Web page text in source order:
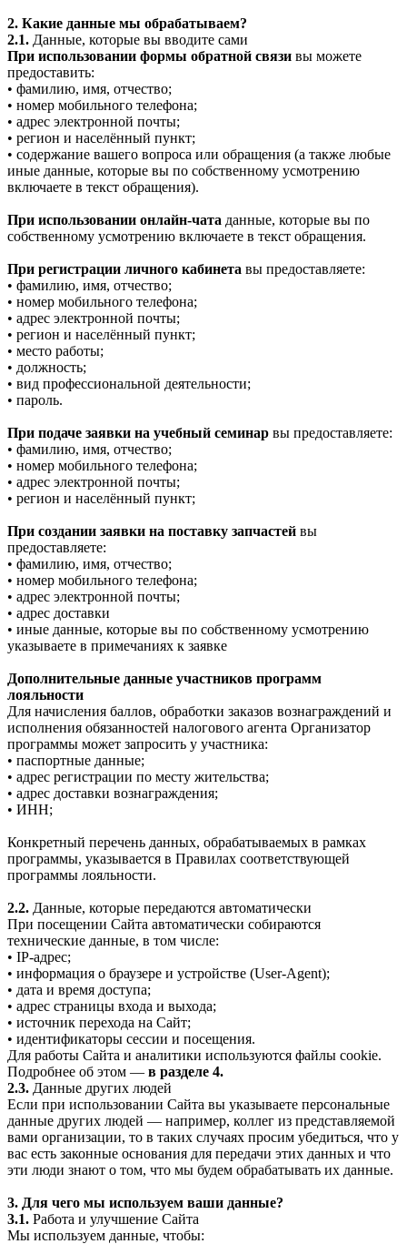
2. Какие данные мы обрабатываем?
2.1. Данные, которые вы вводите сами
При использовании формы обратной связи вы можете
предоставить:
• фамилию, имя, отчество;
• номер мобильного телефона;
• адрес электронной почты;
• регион и населённый пункт;
• содержание вашего вопроса или обращения (а также любые
иные данные, которые вы по собственному усмотрению
включаете в текст обращения).
При использовании онлайн-чата данные, которые вы по
собственному усмотрению включаете в текст обращения.
При регистрации личного кабинета вы предоставляете:
• фамилию, имя, отчество;
• номер мобильного телефона;
• адрес электронной почты;
• регион и населённый пункт;
• место работы;
• должность;
• вид профессиональной деятельности;
• пароль.
При подаче заявки на учебный семинар вы предоставляете:
• фамилию, имя, отчество;
• номер мобильного телефона;
• адрес электронной почты;
• регион и населённый пункт;
При создании заявки на поставку запчастей вы
предоставляете:
• фамилию, имя, отчество;
• номер мобильного телефона;
• адрес электронной почты;
• адрес доставки
• иные данные, которые вы по собственному усмотрению
указываете в примечаниях к заявке
Дополнительные данные участников программ
лояльности
Для начисления баллов, обработки заказов вознаграждений и
исполнения обязанностей налогового агента Организатор
программы может запросить у участника:
• паспортные данные;
• адрес регистрации по месту жительства;
• адрес доставки вознаграждения;
• ИНН;
Конкретный перечень данных, обрабатываемых в рамках
программы, указывается в Правилах соответствующей
программы лояльности.
2.2. Данные, которые передаются автоматически
При посещении Сайта автоматически собираются
технические данные, в том числе:
• IP-адрес;
• информация о браузере и устройстве (User-Agent);
• дата и время доступа;
• адрес страницы входа и выхода;
• источник перехода на Сайт;
• идентификаторы сессии и посещения.
Для работы Сайта и аналитики используются файлы cookie.
Подробнее об этом — в разделе 4.
2.3. Данные других людей
Если при использовании Сайта вы указываете персональные
данные других людей — например, коллег из представляемой
вами организации, то в таких случаях просим убедиться, что у
вас есть законные основания для передачи этих данных и что
эти люди знают о том, что мы будем обрабатывать их данные.
3. Для чего мы используем ваши данные?
3.1. Работа и улучшение Сайта
Мы используем данные, чтобы: